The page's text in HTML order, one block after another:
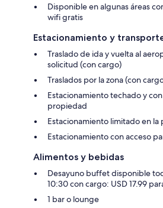
Disponible en algunas áreas
wifi gratis
Estacionamiento y
Traslado de ida y vuelta al
solicitud (con cargo)
Traslados por la zona (con
Estacionamiento techado y
propiedad
Estacionamiento limitado en
Estacionamiento con acceso
Alimentos y bebidas
Desayuno buffet disponible
10:30 con cargo: USD 17.99
1 bar o lounge